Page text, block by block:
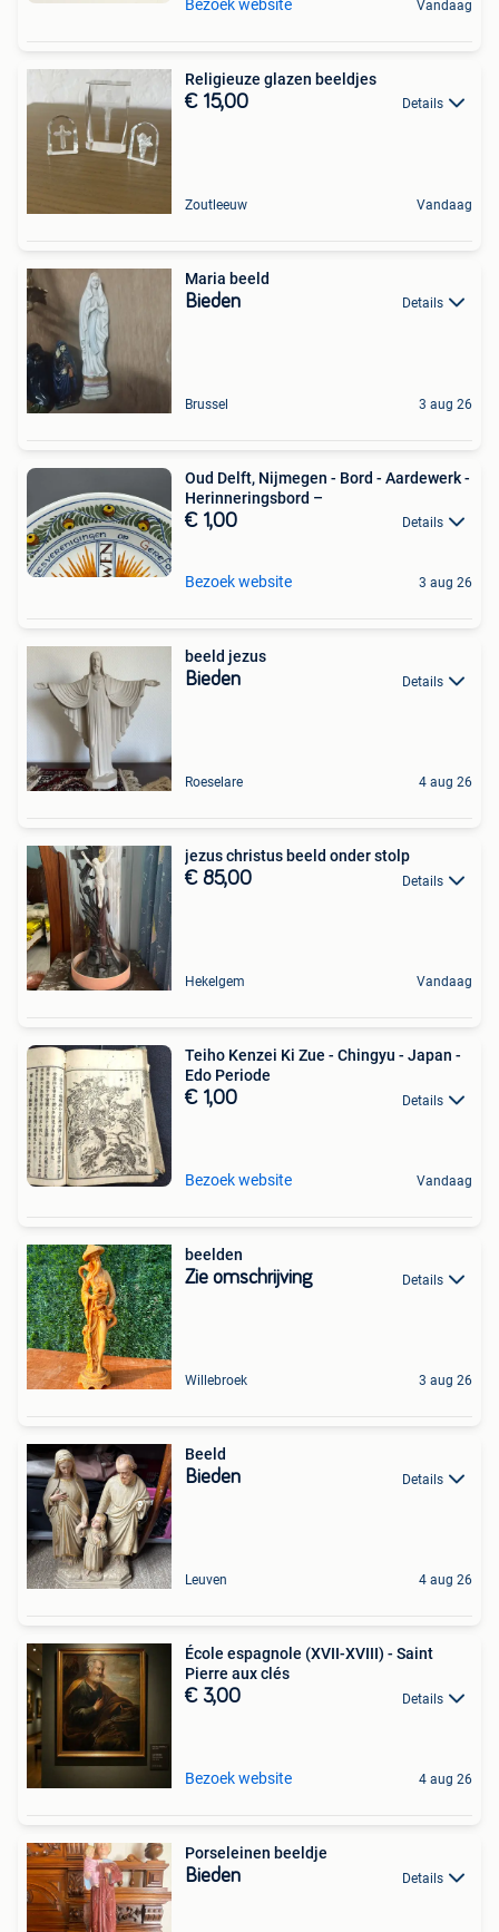
Bezoek website Vandaag
Religieuze glazen beeldjes
€ 15,00 Details
Zoutleeuw Vandaag
Maria beeld
Bieden Details
Brussel 3 aug 26
Oud Delft, Nijmegen - Bord - Aardewerk -
Herinneringsbord –
€ 1,00 Details
Bezoek website 3 aug 26
beeld jezus
Bieden Details
Roeselare 4 aug 26
jezus christus beeld onder stolp
€ 85,00 Details
Hekelgem Vandaag
Teiho Kenzei Ki Zue - Chingyu - Japan -
Edo Periode
€ 1,00 Details
Bezoek website Vandaag
beelden
Zie omschrijving Details
Willebroek 3 aug 26
Beeld
Bieden Details
Leuven 4 aug 26
École espagnole (XVII-XVIII) - Saint
Pierre aux clés
€ 3,00 Details
Bezoek website 4 aug 26
Porseleinen beeldje
Bieden Details